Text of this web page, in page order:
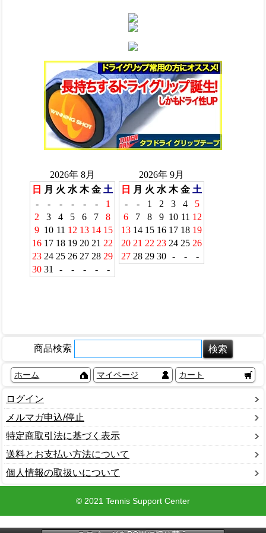
商品検索
ホーム マイページ カート
ログイン
メルマガ申込/停止
特定商取引法に基づく表示
送料とお支払い方法について
個人情報の取扱いについて
© 2021 Tennis Support Center